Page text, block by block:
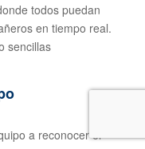
todos puedan
en tiempo real.
sencillas
a reconocer el